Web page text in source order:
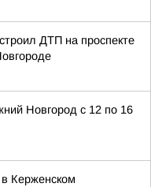
ДТП на проспекте
Новгород с 12 по 16
Керженском